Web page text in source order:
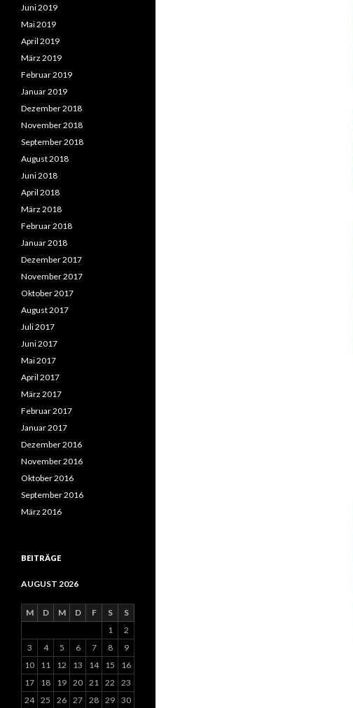
Juni 2019
Mai 2019
April 2019
März 2019
Februar 2019
Januar 2019
Dezember 2018
November 2018
September 2018
August 2018
Juni 2018
April 2018
März 2018
Februar 2018
Januar 2018
Dezember 2017
November 2017
Oktober 2017
August 2017
Juli 2017
Juni 2017
Mai 2017
April 2017
März 2017
Februar 2017
Januar 2017
Dezember 2016
November 2016
Oktober 2016
September 2016
März 2016
BEITRÄGE
AUGUST 2026
M D M D F S
S
1
2
3
4 5 6 7 8
9
10
11 12 13 14 15
16
17
18 19 20 21 22
23
24 25 26 27 28 29 30